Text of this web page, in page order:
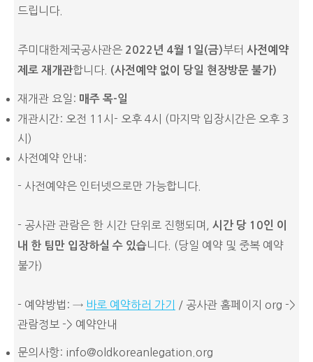
드립니다.
주미대한제국공사관은 2022 년 4월 1 일 (금)부터 사전예약
제 로 재개관합니다. (사전예약 없이 당일 현장방문 불가)
재개관 요일: 매주 목-일
개관시간: 오전 11시- 오후 4시 (마지막 입장시간은 오후 3
시)
사전예약 안내:
- 사전예약은 인터넷으로만 가능합니다.
- 공사관 관람은 한 시간 단위로 진행되며, 시간 당 10인 이
내 한 팀만 입장하실 수 있습니다. (당일 예약 및 중복 예약
불가)
- 예약방법: → 바로 예약하러 가기
/ 공사관 홈페이지 org ->
관람정보 -> 예약안내
문의사항: info@oldkoreanlegation.org